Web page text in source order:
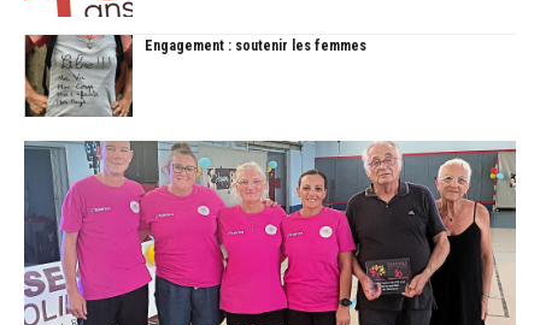
Engagement : soutenir les femmes